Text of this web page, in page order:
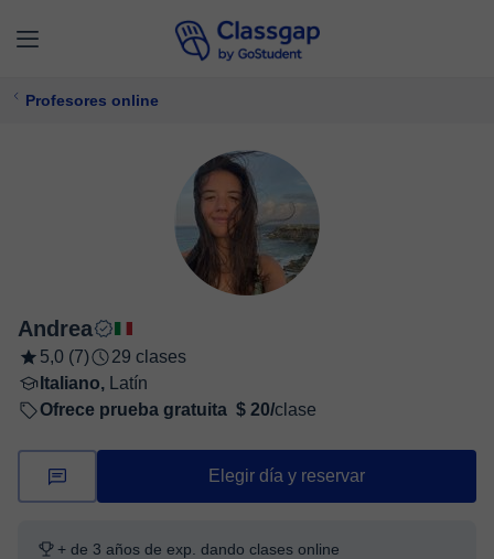
Profesores online
Andrea
5,0 (7)
29 clases
Italiano,
Latín
Ofrece prueba gratuita $ 20/clase
Elegir día y reservar
+ de 3 años de exp. dando clases online